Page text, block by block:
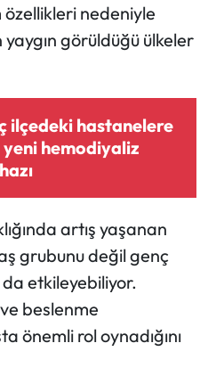
nedeniyle
yaygın görüldüğü ülkeler
ilçedeki hastanelere
yeni hemodiyaliz
artış yaşanan
grubunu değil genç
etkileyebiliyor.
beslenme
önemli rol oynadığını